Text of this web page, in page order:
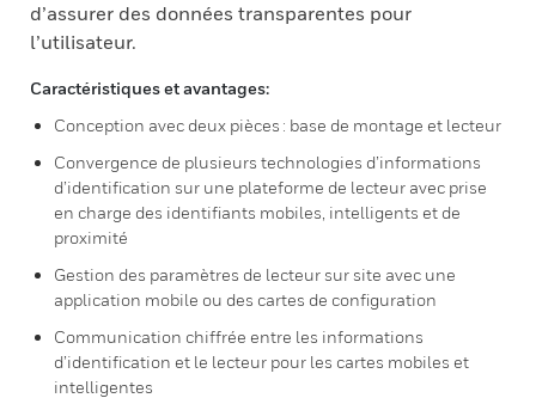
d’assurer des données transparentes pour
l’utilisateur.
Caractéristiques et avantages:
Conception avec deux pièces : base de montage et lecteur
Convergence de plusieurs technologies d’informations
d’identification sur une plateforme de lecteur avec prise
en charge des identifiants mobiles, intelligents et de
proximité
Gestion des paramètres de lecteur sur site avec une
application mobile ou des cartes de configuration
Communication chiffrée entre les informations
d’identification et le lecteur pour les cartes mobiles et
intelligentes